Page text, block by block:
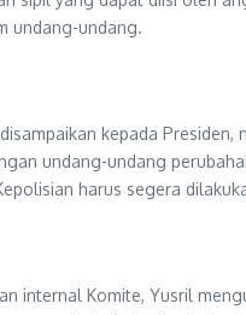
undang-undang.
kepada Presiden,
undang-undang
harus segera
internal Komite, Yusril